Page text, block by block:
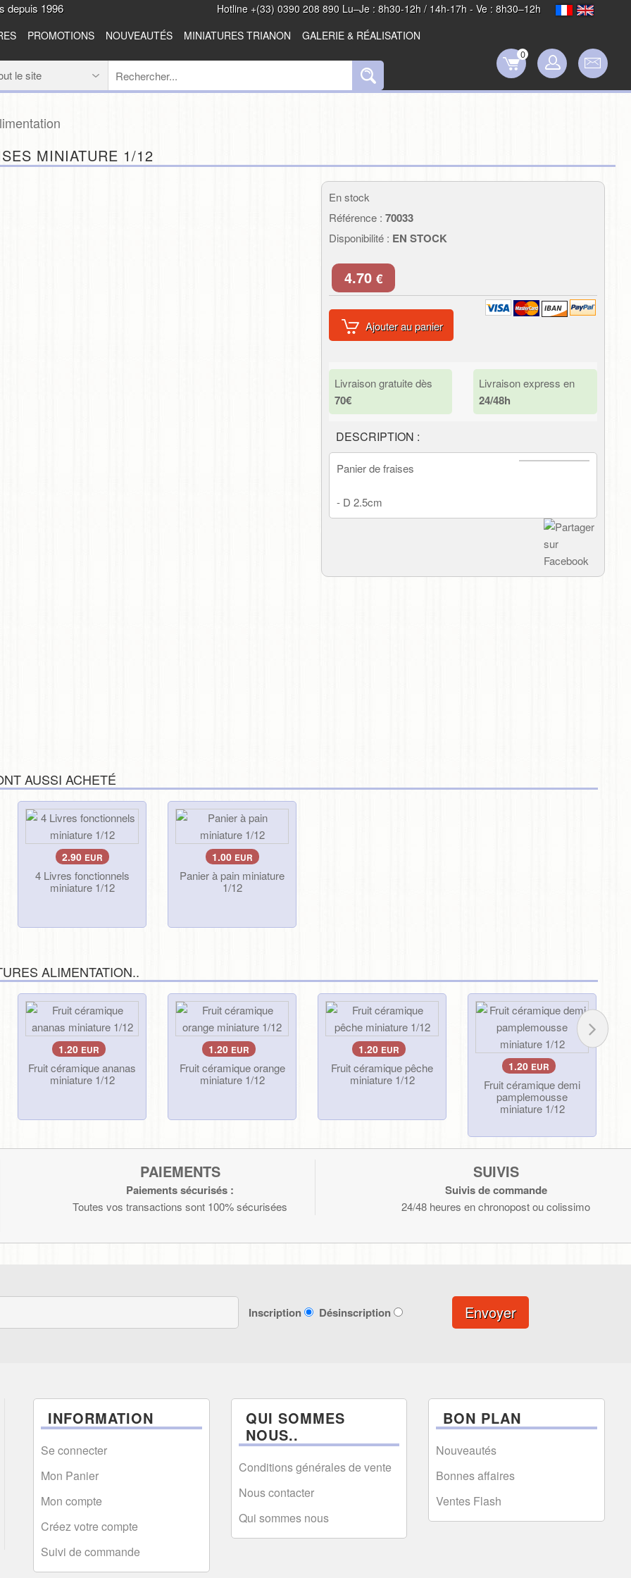
depuis 1996
Hotline +(33) 0390 208 890 Lu–Je : 8h30-12h / 14h-17h - Ve : 8h30–12h
PROMOTIONS NOUVEAUTÉS MINIATURES TRIANON GALERIE & RÉALISATION
0
MINIATURE 1/12
En stock
Référence : 70033
Disponibilité : EN STOCK
4.70 €
Ajouter au panier
Livraison gratuite dès
70€
Livraison express en
24/48h
DESCRIPTION :
Panier de fraises
- D 2.5cm
AUSSI ACHETÉ
2.90 EUR
4 Livres fonctionnels
miniature 1/12
1.00 EUR
Panier à pain miniature
1/12
ALIMENTATION..
1.20 EUR
Fruit céramique ananas
miniature 1/12
1.20 EUR
Fruit céramique orange
miniature 1/12
1.20 EUR
Fruit céramique pêche
miniature 1/12
1.20 EUR
Fruit céramique demi
pamplemousse
miniature 1/12
PAIEMENTS
Paiements sécurisés :
Toutes vos transactions sont 100% sécurisées
SUIVIS
Suivis de commande
24/48 heures en chronopost ou colissimo
Inscription Désinscription Envoyer
INFORMATION
Se connecter
Mon Panier
Mon compte
Créez votre compte
Suivi de commande
QUI SOMMES
NOUS..
Conditions générales de vente
Nous contacter
Qui sommes nous
BON PLAN
Nouveautés
Bonnes affaires
Ventes Flash